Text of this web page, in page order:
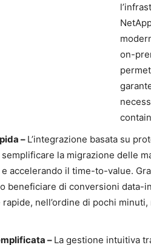
on-
– L’integrazione basata su
la migrazione delle
accelerando il time-to-value.
beneficiare di conversioni data-
nell’ordine di pochi
– La gestione intuitiva